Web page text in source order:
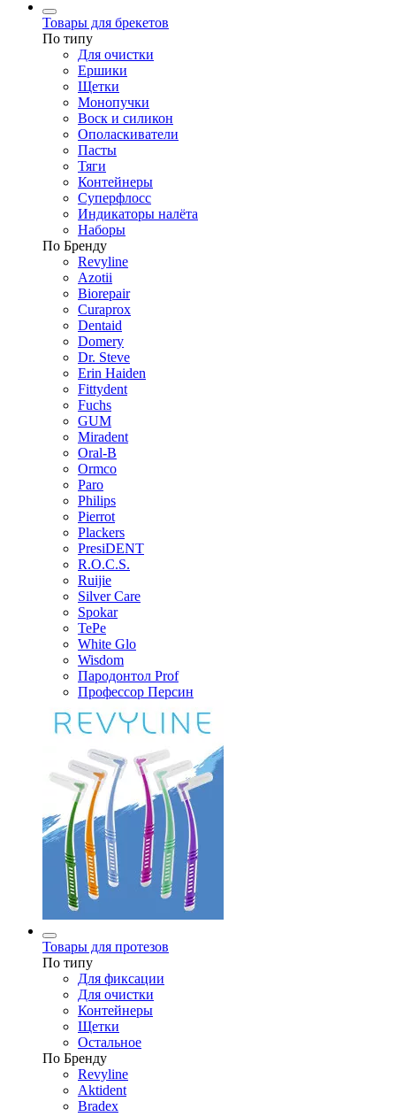
Товары для брекетов
По типу
Для очистки
Ершики
Щетки
Монопучки
Воск и силикон
Ополаскиватели
Пасты
Тяги
Контейнеры
Суперфлосс
Индикаторы налёта
Наборы
По Бренду
Revyline
Azotii
Biorepair
Curaprox
Dentaid
Domery
Dr. Steve
Erin Haiden
Fittydent
Fuchs
GUM
Miradent
Oral-B
Ormco
Paro
Philips
Pierrot
Plackers
PresiDENT
R.O.C.S.
Ruijie
Silver Care
Spokar
TePe
White Glo
Wisdom
Пародонтол Prof
Профессор Персин
Товары для протезов
По типу
Для фиксации
Для очистки
Контейнеры
Щетки
Остальное
По Бренду
Revyline
Aktident
Bradex